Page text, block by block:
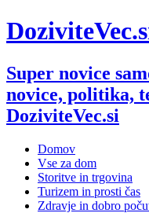
Skip
to
Super novice
novice, politika,
DoziviteVec.si
Domov
Vse za dom
Storitve in trgovina
Turizem in prosti čas
Zdravje in dobro